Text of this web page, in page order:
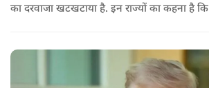
का दरवाजा खटखटाया है. इन राज्यों का कहना है कि